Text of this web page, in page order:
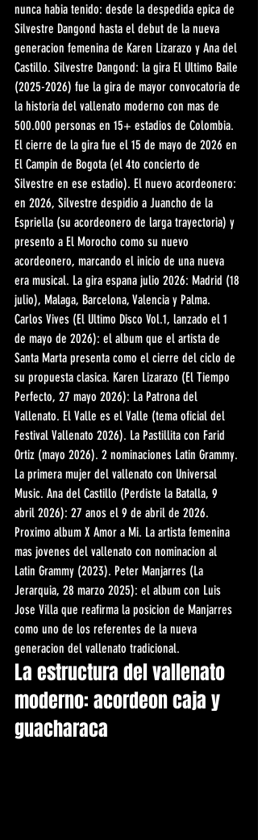
nunca habia tenido: desde la despedida epica de
Silvestre Dangond hasta el debut de la nueva
generacion femenina de Karen Lizarazo y Ana del
Castillo. Silvestre Dangond: la gira El Ultimo Baile
(2025-2026) fue la gira de mayor convocatoria de
la historia del vallenato moderno con mas de
500.000 personas en 15+ estadios de Colombia.
El cierre de la gira fue el 15 de mayo de 2026 en
El Campin de Bogota (el 4to concierto de
Silvestre en ese estadio). El nuevo acordeonero:
en 2026, Silvestre despidio a Juancho de la
Espriella (su acordeonero de larga trayectoria) y
presento a El Morocho como su nuevo
acordeonero, marcando el inicio de una nueva
era musical. La gira espana julio 2026: Madrid (18
julio), Malaga, Barcelona, Valencia y Palma.
Carlos Vives (El Ultimo Disco Vol.1, lanzado el 1
de mayo de 2026): el album que el artista de
Santa Marta presenta como el cierre del ciclo de
su propuesta clasica. Karen Lizarazo (El Tiempo
Perfecto, 27 mayo 2026): La Patrona del
Vallenato. El Valle es el Valle (tema oficial del
Festival Vallenato 2026). La Pastillita con Farid
Ortiz (mayo 2026). 2 nominaciones Latin Grammy.
La primera mujer del vallenato con Universal
Music. Ana del Castillo (Perdiste la Batalla, 9
abril 2026): 27 anos el 9 de abril de 2026.
Proximo album X Amor a Mi. La artista femenina
mas jovenes del vallenato con nominacion al
Latin Grammy (2023). Peter Manjarres (La
Jerarquia, 28 marzo 2025): el album con Luis
Jose Villa que reafirma la posicion de Manjarres
como uno de los referentes de la nueva
generacion del vallenato tradicional.
La estructura del vallenato
moderno: acordeon caja y
guacharaca